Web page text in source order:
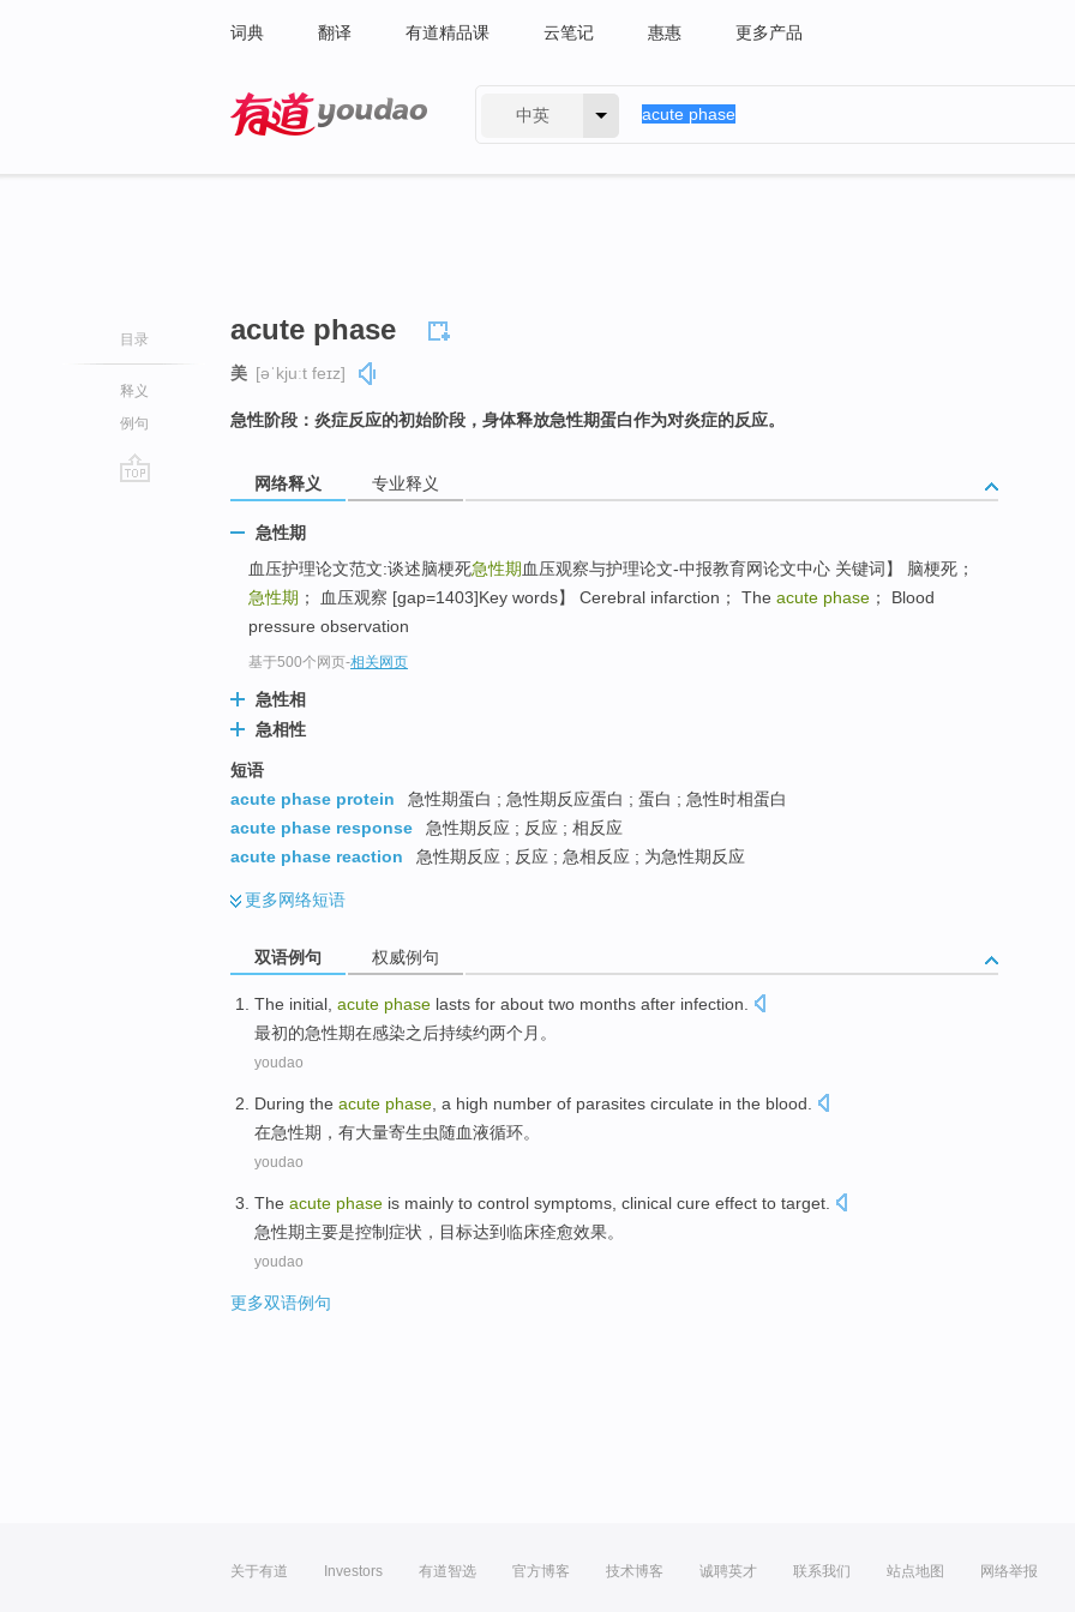
词典 翻译 有道精品课 云笔记 惠惠 更多产品
中英
目录
释义
例句
acute phase
美 [əˈkjuːt feɪz]
急性阶段：炎症反应的初始阶段，身体释放急性期蛋白作为对炎症的反应。
网络释义 专业释义
急性期
血压护理论文范文:谈述脑梗死急性期血压观察与护理论文-中报教育网论文中心 关键词】 脑梗死；
急性期 ； 血压观察 [gap=1403]Key words】 Cerebral infarction； The acute phase ； Blood
pressure observation
基于500个网页-相关网页
急性相
急相性
短语
acute phase protein
急性期蛋白 ; 急性期反应蛋白 ; 蛋白 ; 急性时相蛋白
acute phase response
急性期反应 ; 反应 ; 相反应
acute phase reaction
急性期反应 ; 反应 ; 急相反应 ; 为急性期反应
更多网络短语
双语例句 权威例句
The initial, acute phase lasts for about two months after infection.
最初的急性期在感染之后持续约两个月 。
youdao
During the acute phase a high number of parasites circulate in the blood
在急性期 ， 有大量寄生虫随血液循环。
youdao
The acute phase is mainly to control symptoms clinical cure effect to target
急性期主要是控制症状 ， 目标达到临床痊愈效果。
youdao
更多双语例句
关于有道 Investors 有道智选 官方博客 技术博客 诚聘英才 联系我们 站点地图 网络举报